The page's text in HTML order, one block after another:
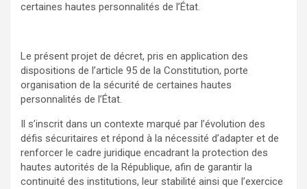
certaines hautes personnalités de l’État.
Le présent projet de décret, pris en application des
dispositions de l’article 95 de la Constitution, porte
organisation de la sécurité de certaines hautes
personnalités de l’État.
Il s’inscrit dans un contexte marqué par l’évolution des
défis sécuritaires et répond à la nécessité d’adapter et de
renforcer le cadre juridique encadrant la protection des
hautes autorités de la République, afin de garantir la
continuité des institutions, leur stabilité ainsi que l’exercice